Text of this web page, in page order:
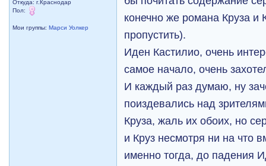
Откуда: г.Краснодар
Пол:
Мои группы:Марси Уолкер
конечно же романа Круза и
пропустить).
Иден Кастилио, очень
самое начало, очень
И каждый раз думаю, ну
поиздевались над
Круза, жаль их обоих, но
и Круз несмотря ни на что
именно тогда, до падения